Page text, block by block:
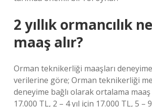
2 yıllık ormancılık
maaş alır?
Orman teknikerliği maaşları
verilerine göre; Orman teknikerliği
deneyime bağlı olarak ortalama maaş
17.000 TL, 2 – 4 yıl için 17.000 TL, 5 –